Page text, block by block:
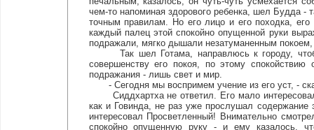
чем-то напоминая здорового ребенка, шел Будда -
точным правилам. Но его лицо и его походка,
каждый палец этой спокойно опущенной руки
подражали, мягко дышали незатуманенным
Так шел Готама, направлюсь к городу, чтобы
совершенству его покоя, по этому
подражания - лишь свет и мир.
- Сегодня мы воспримем учение из его уст, -
Сиддхартха не ответил. Его мало
как и Говинда, не раз уже прослушал содержание
интересовал Просветленный! Внимательно
спокойно опущенную руку - и ему казалось,